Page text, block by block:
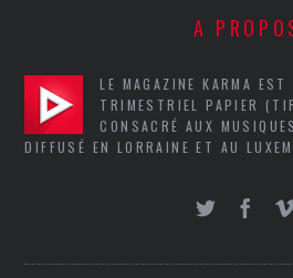
A
LE MAGAZINE KARMA
TRIMESTRIEL PAPIER
CONSACRÉ AUX
DIFFUSÉ EN LORRAINE ET AU